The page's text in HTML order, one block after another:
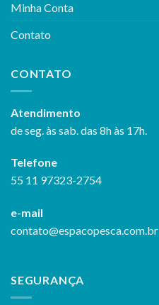
Minha Conta
Contato
CONTATO
Atendimento
de seg. às sab. das 8h às 17h.
Telefone
55 11 97323-2754
e-mail
contato@espacopesca.com.br
SEGURANÇA